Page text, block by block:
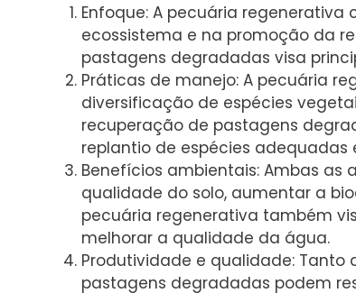
Enfoque: A pecuária
ecossistema e na promoção da
pastagens degradadas visa
Práticas de manejo: A pecuária
diversificação de espécies
recuperação de pastagens
replantio de espécies adequadas
Benefícios ambientais: Ambas
qualidade do solo, aumentar a
pecuária regenerativa também
melhorar a qualidade da água.
Produtividade e qualidade:
pastagens degradadas podem